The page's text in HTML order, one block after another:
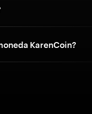
KarenCoin?